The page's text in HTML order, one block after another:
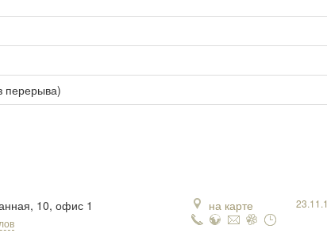
перерыва)
10, офис 1 на карте